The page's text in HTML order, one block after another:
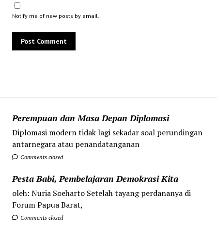
Perempuan dan Masa Depan Diplomasi
Diplomasi modern tidak lagi sekadar soal perundingan
antarnegara atau penandatanganan
Comments closed
Pesta Babi, Pembelajaran Demokrasi Kita
oleh: Nuria Soeharto Setelah tayang perdananya di
Forum Papua Barat,
Comments closed
Notify me of new posts by email.